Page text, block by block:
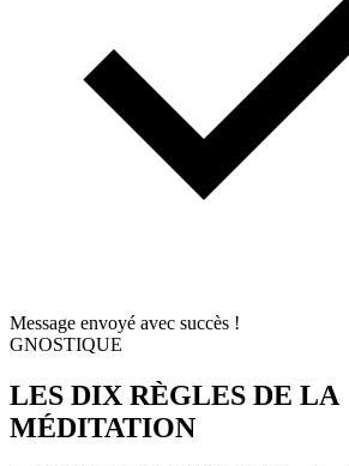
Message envoyé avec succès !
GNOSTIQUE
LES DIX RÈGLES DE LA
MÉDITATION